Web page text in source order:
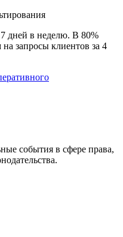
дней в неделю. В 80%
запросы клиентов за 4
события в сфере права,